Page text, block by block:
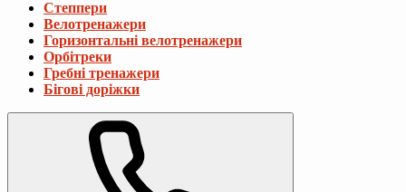
Степпери
Велотренажери
Горизонтальні велотренажери
Орбітреки
Гребні тренажери
Бігові доріжки